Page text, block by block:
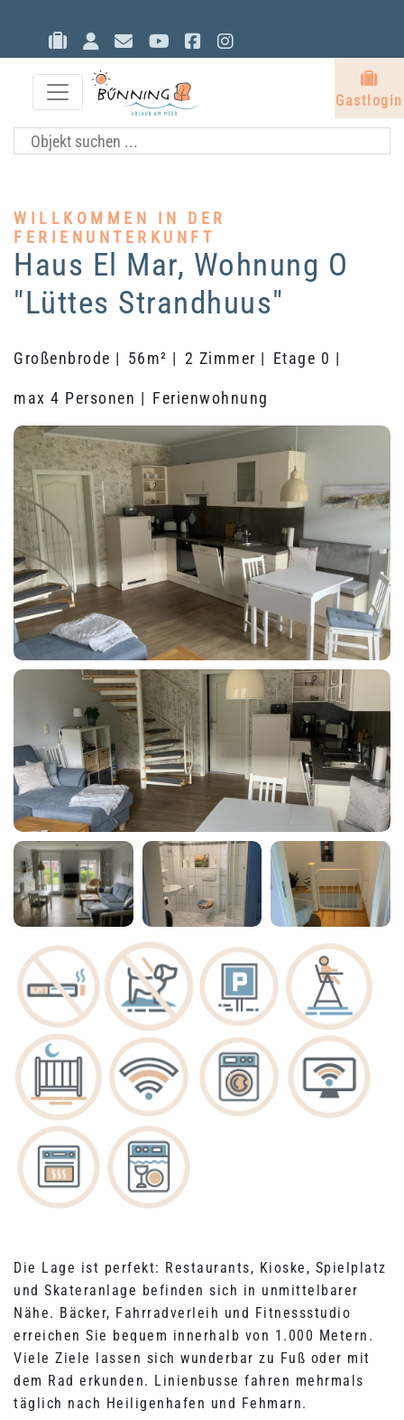
Gastlogin
Eigentümerlogin
KontaktYouTube
Facebook
Gastlogin
WILLKOMMEN IN DER
FERIENUNTERKUNFT
Haus El Mar, Wohnung O
"Lüttes Strandhuus"
Großenbrode | 56m² | 2 Zimmer | Etage 0 |
max 4 Personen | Ferienwohnung
Die Lage ist perfekt: Restaurants, Kioske, Spielplatz
und Skateranlage befinden sich in unmittelbarer
Nähe. Bäcker, Fahrradverleih und Fitnessstudio
erreichen Sie bequem innerhalb von 1.000 Metern.
Viele Ziele lassen sich wunderbar zu Fuß oder mit
dem Rad erkunden. Linienbusse fahren mehrmals
täglich nach Heiligenhafen und Fehmarn.